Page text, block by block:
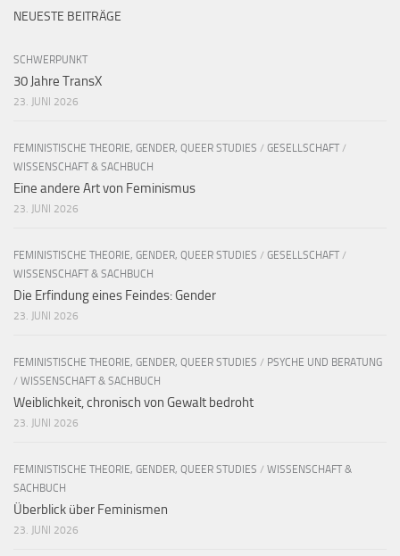
NEUESTE BEITRÄGE
SCHWERPUNKT
30 Jahre TransX
23. JUNI 2026
FEMINISTISCHE THEORIE, GENDER, QUEER STUDIES / GESELLSCHAFT /
WISSENSCHAFT & SACHBUCH
Eine andere Art von Feminismus
23. JUNI 2026
FEMINISTISCHE THEORIE, GENDER, QUEER STUDIES / GESELLSCHAFT /
WISSENSCHAFT & SACHBUCH
Die Erfindung eines Feindes: Gender
23. JUNI 2026
FEMINISTISCHE THEORIE, GENDER, QUEER STUDIES / PSYCHE UND BERATUNG
/ WISSENSCHAFT & SACHBUCH
Weiblichkeit, chronisch von Gewalt bedroht
23. JUNI 2026
FEMINISTISCHE THEORIE, GENDER, QUEER STUDIES / WISSENSCHAFT &
SACHBUCH
Überblick über Feminismen
23. JUNI 2026